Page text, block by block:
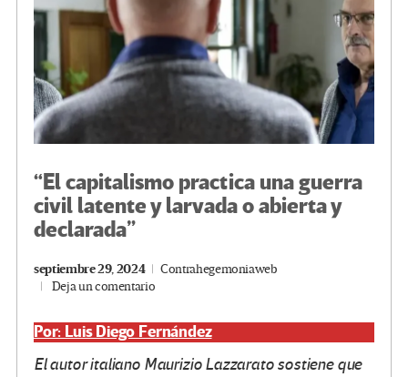
“El capitalismo practica una guerra
civil latente y larvada o abierta y
declarada”
septiembre 29, 2024
Contrahegemoniaweb
Deja un comentario
Por: Luis Diego Fernández
El autor italiano Maurizio Lazzarato sostiene que